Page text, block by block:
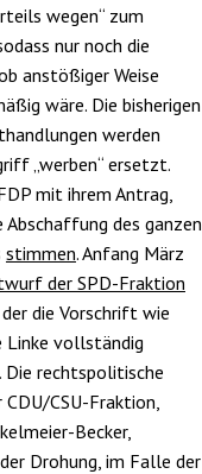
wegen“ zum
nur noch die
anstößiger Weise
wäre. Die bisherigen
werden
„werben“ ersetzt.
mit ihrem Antrag,
des ganzen
stimmen. Anfang März
der SPD-Fraktion
die Vorschrift wie
Linke vollständig
rechtspolitische
CDU/CSU-Fraktion,
Becker,
Drohung, im Falle der